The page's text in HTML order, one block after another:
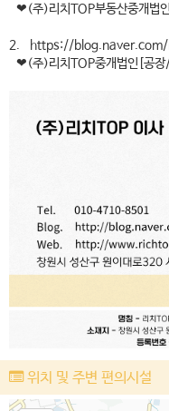
❤(주)리치TOP부동산중개법
2. https://blog.naver.com/
❤(주)리치TOP중개법인[공장/
위치 및 주변 편의시설